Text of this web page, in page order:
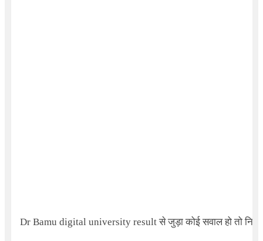
Dr Bamu digital university resultसे जुड़ा कोई सवाल हो तो